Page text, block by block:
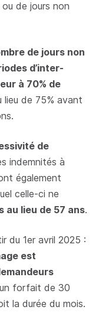
ou de jours non
de jours non
d’inter-
à 70% de
lieu de 75% avant
de
indemnités à
également
celle-ci ne
au lieu de 57 ans.
du 1er avril 2025 :
est
forfait de 30
la durée du mois.